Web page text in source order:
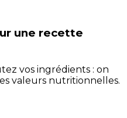
une recette
vos ingrédients : on
valeurs nutritionnelles.